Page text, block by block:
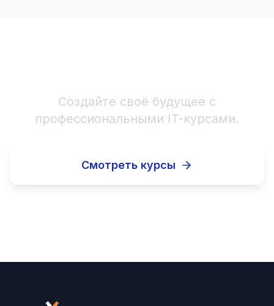
Создайте своё будущее с
профессиональными IT-курсами.
Смотреть курсы